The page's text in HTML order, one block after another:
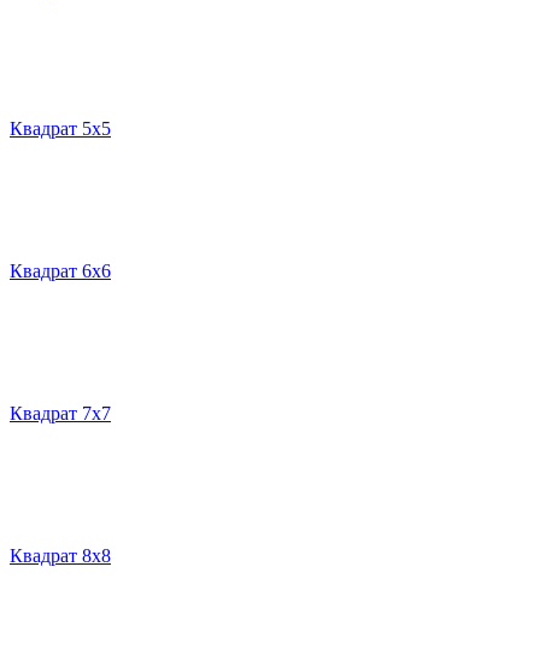
Квадрат 5х5
Квадрат 6х6
Квадрат 7х7
Квадрат 8х8